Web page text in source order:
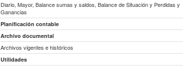
Diario, Mayor, Balance sumas y saldos, Balance de Situación y Perdidas y
Ganancias
Planificación contable
Archivo documental
Archivos vigentes e históricos
Utilidades